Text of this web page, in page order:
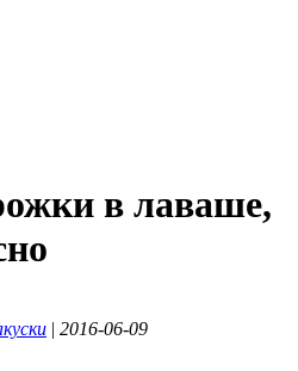
в лаваше,
| 2016-06-09